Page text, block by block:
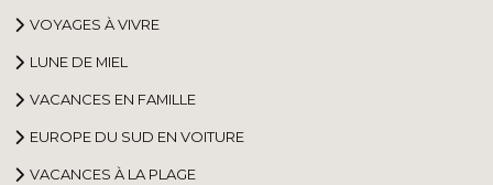
VOYAGES À VIVRE
LUNE DE MIEL
VACANCES EN FAMILLE
EUROPE DU SUD EN VOITURE
VACANCES À LA PLAGE